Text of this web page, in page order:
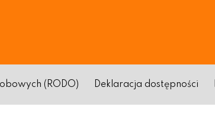
(RODO) Deklaracja dostępności